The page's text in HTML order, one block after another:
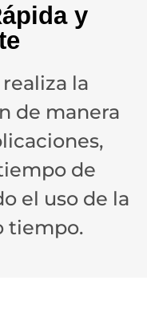
y
la
de manera
de
el uso de la
tiempo.